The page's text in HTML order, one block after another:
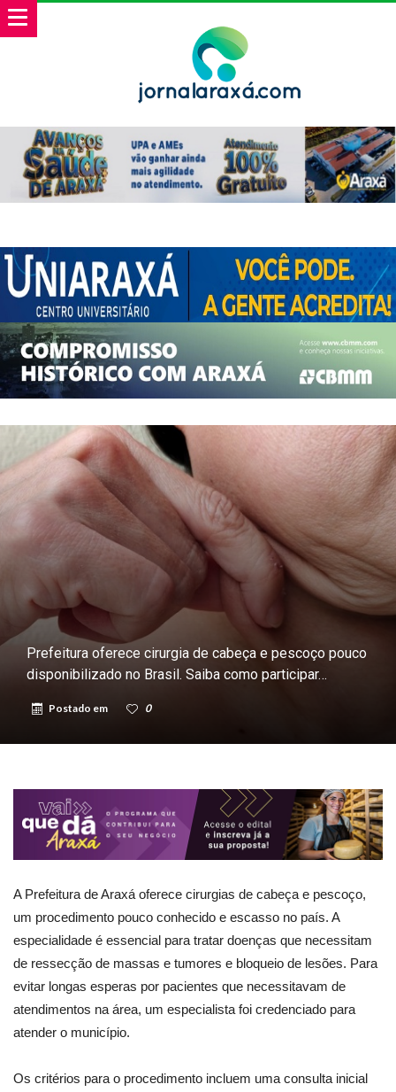
Prefeitura oferece cirurgia de cabeça e pescoço pouco
disponibilizado no Brasil. Saiba como participar…
Postado em 0
A Prefeitura de Araxá oferece cirurgias de cabeça e pescoço,
um procedimento pouco conhecido e escasso no país. A
especialidade é essencial para tratar doenças que necessitam
de ressecção de massas e tumores e bloqueio de lesões. Para
evitar longas esperas por pacientes que necessitavam de
atendimentos na área, um especialista foi credenciado para
atender o município.
Os critérios para o procedimento incluem uma consulta inicial